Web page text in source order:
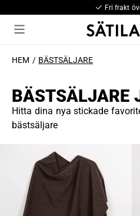
Fri frakt
HEM BÄSTSÄLJARE
BÄSTSÄLJARE
Hitta dina nya stickade
bästsäljare